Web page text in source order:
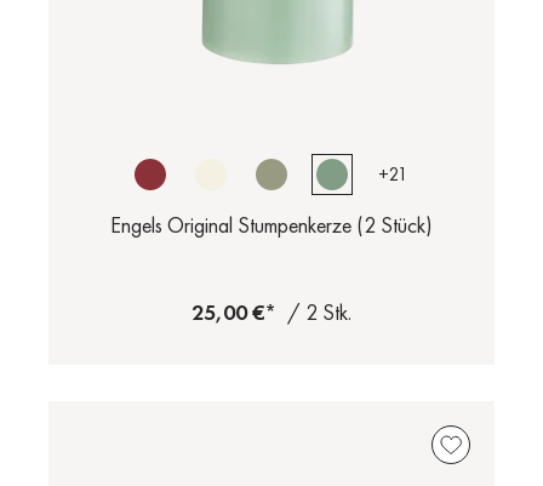
+21
Engels Original Stumpenkerze (2 Stück)
25,00 €* / 2 Stk.